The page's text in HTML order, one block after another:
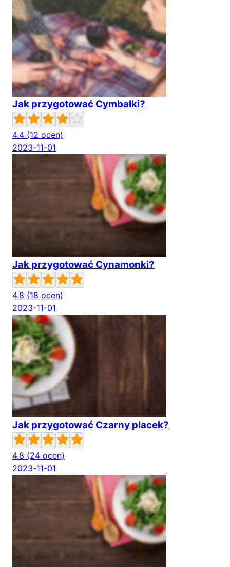
Jak przygotować Cymbałki?
4.4 (12 ocen)
2023-11-01
Jak przygotować Cynamonki?
4.8 (18 ocen)
2023-11-01
Jak przygotować Czarny placek?
4.8 (24 ocen)
2023-11-01